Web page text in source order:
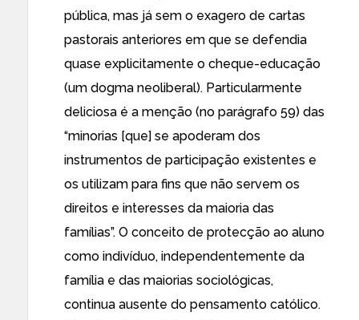
pública, mas já sem o exagero de cartas
pastorais anteriores em que se defendia
quase explicitamente o cheque-educação
(um dogma neoliberal). Particularmente
deliciosa é a menção (no parágrafo 59) das
“minorias [que] se apoderam dos
instrumentos de participação existentes e
os utilizam para fins que não servem os
direitos e interesses da maioria das
famílias”. O conceito de protecção ao aluno
como indivíduo, independentemente da
família e das maiorias sociológicas,
continua ausente do pensamento católico.